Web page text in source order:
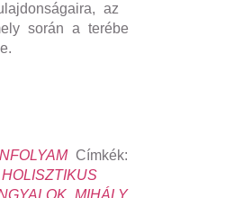
az
során a terébe
Címkék:
HOLISZTIKUS
MIHÁLY